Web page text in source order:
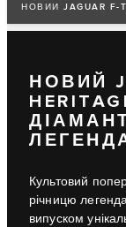
НОВИЙ JAGUAR F-
НОВИЙ
Культовий
річницю
випуском